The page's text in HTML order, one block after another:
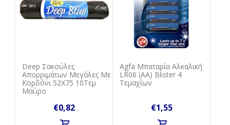
Deep Σακούλες
Απορριμάτων Μεγάλες Με
Κορδόνι 52Χ75 10Τεμ
Μαύρο
€0,82
Agfa Μπαταρία Αλκαλική
LR06 (AA) Blister 4
Τεμαχίων
€1,55